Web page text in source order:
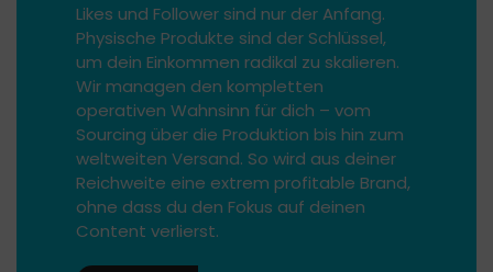
Likes und Follower sind nur der Anfang.
Physische Produkte sind der Schlüssel,
um dein Einkommen radikal zu skalieren.
Wir managen den kompletten
operativen Wahnsinn für dich – vom
Sourcing über die Produktion bis hin zum
weltweiten Versand. So wird aus deiner
Reichweite eine extrem profitable Brand,
ohne dass du den Fokus auf deinen
Content verlierst.